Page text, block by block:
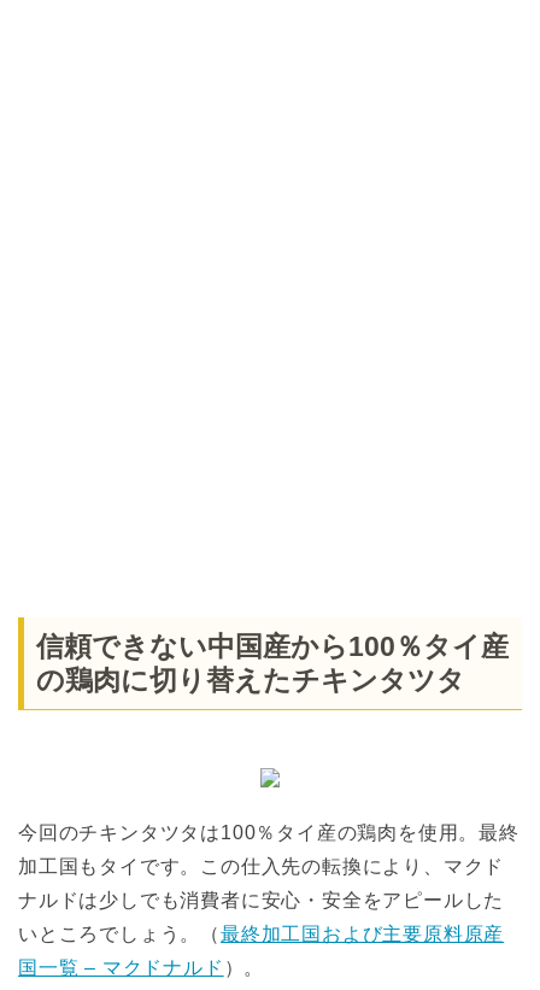
信頼できない中国産から100％タイ産
の鶏肉に切り替えたチキンタツタ
今回のチキンタツタは100％タイ産の鶏肉を使用。最終
加工国もタイです。この仕入先の転換により、マクド
ナルドは少しでも消費者に安心・安全をアピールした
いところでしょう。（最終加工国および主要原料原産
国一覧 – マクドナルド ）。